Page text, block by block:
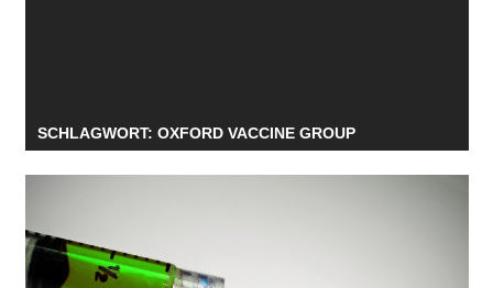
SCHLAGWORT: OXFORD VACCINE GROUP